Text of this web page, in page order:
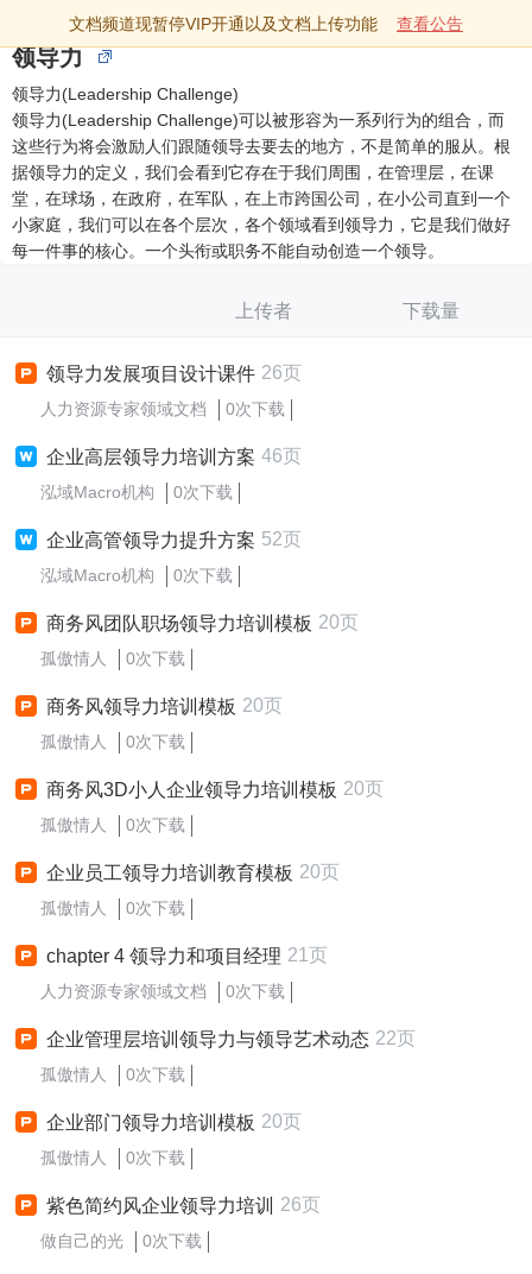
文档频道现暂停VIP开通以及文档上传功能 查看公告
领导力
领导力(Leadership Challenge)
领导力(Leadership Challenge)可以被形容为一系列行为的组合，而
这些行为将会激励人们跟随领导去要去的地方，不是简单的服从。根
据领导力的定义，我们会看到它存在于我们周围，在管理层，在课
堂，在球场，在政府，在军队，在上市跨国公司，在小公司直到一个
小家庭，我们可以在各个层次，各个领域看到领导力，它是我们做好
每一件事的核心。一个头衔或职务不能自动创造一个领导。
上传者 下载量
领导力发展项目设计课件 26页
人力资源专家领域文档 0次下载
企业高层领导力培训方案 46页
泓域Macro机构 0次下载
企业高管领导力提升方案 52页
泓域Macro机构 0次下载
商务风团队职场领导力培训模板 20页
孤傲情人 0次下载
商务风领导力培训模板 20页
孤傲情人 0次下载
商务风3D小人企业领导力培训模板 20页
孤傲情人 0次下载
企业员工领导力培训教育模板 20页
孤傲情人 0次下载
chapter 4 领导力和项目经理 21页
人力资源专家领域文档 0次下载
企业管理层培训领导力与领导艺术动态 22页
孤傲情人 0次下载
企业部门领导力培训模板 20页
孤傲情人 0次下载
紫色简约风企业领导力培训 26页
做自己的光 0次下载